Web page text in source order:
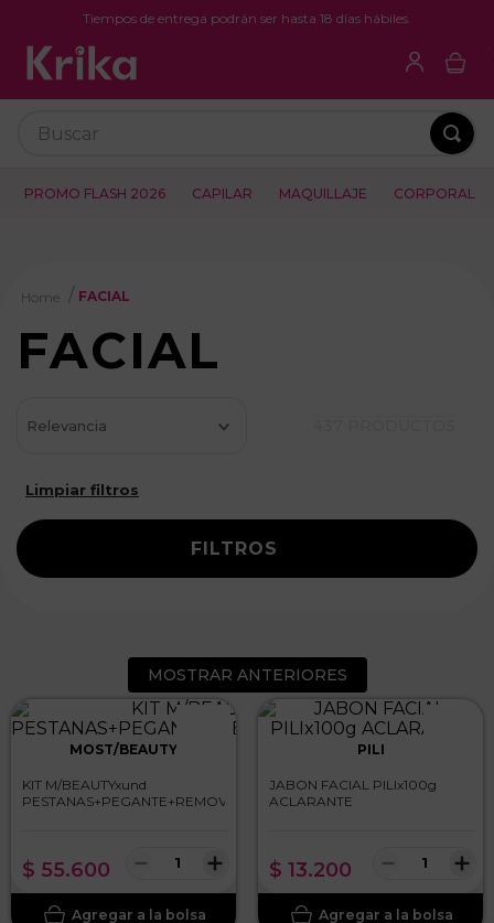
Tiempos de entrega podrán ser hasta 18 días hábiles.
PROMO FLASH 2026 CAPILAR MAQUILLAJE CORPORAL
FACIAL
FACIAL
Relevancia
FILTROS
MOSTRAR ANTERIORES
MOST/BEAUTY
KIT M/BEAUTYxund
PESTANAS+PEGANTE+REMOVEDOR+PINZA
$ 55.600 ＋
－
PILI
JABON FACIAL PILIx100g
ACLARANTE
$ 13.200 ＋
－